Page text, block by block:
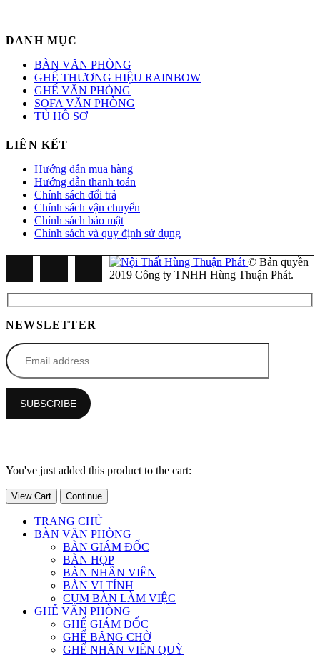
DANH MỤC
BÀN VĂN PHÒNG
GHẾ THƯƠNG HIỆU RAINBOW
GHẾ VĂN PHÒNG
SOFA VĂN PHÒNG
TỦ HỒ SƠ
LIÊN KẾT
Hướng dẫn mua hàng
Hướng dẫn thanh toán
Chính sách đổi trả
Chính sách vận chuyển
Chính sách bảo mật
Chính sách và quy định sử dụng
© Bản quyền
2019 Công ty TNHH Hùng Thuận Phát.
NEWSLETTER
You've just added this product to the cart:
View Cart Continue
TRANG CHỦ
BÀN VĂN PHÒNG
BÀN GIÁM ĐỐC
BÀN HỌP
BÀN NHÂN VIÊN
BÀN VI TÍNH
CỤM BÀN LÀM VIỆC
GHẾ VĂN PHÒNG
GHẾ GIÁM ĐỐC
GHẾ BĂNG CHỜ
GHẾ NHÂN VIÊN QUỲ